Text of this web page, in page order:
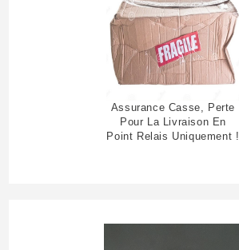
Assurance Casse, Perte
Pour La Livraison En
Point Relais Uniquement !